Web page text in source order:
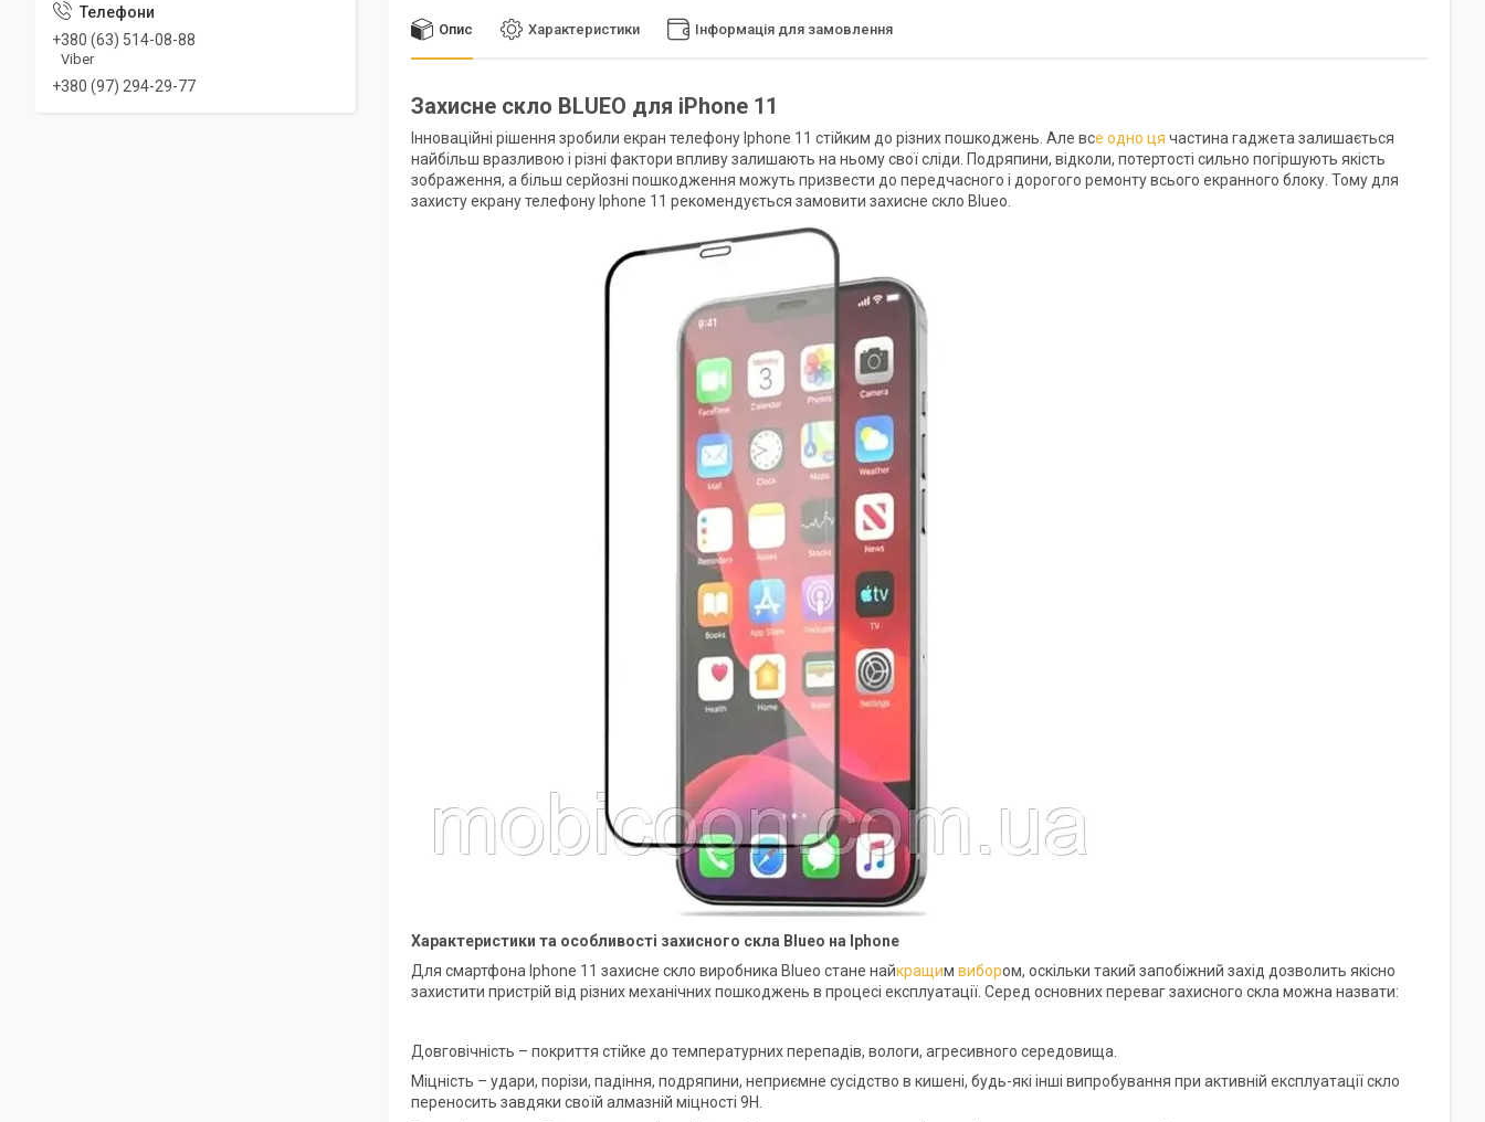
Опис Характеристики Інформація для замовлення
Захисне скло BLUEO для iPhone 11
Інноваційні рішення зробили екран телефону Iphone 11 стійким до різних пошкоджень. Але все одно ця частина гаджета залишається
найбільш вразливою і різні фактори впливу залишають на ньому свої сліди. Подряпини, відколи, потертості сильно погіршують якість
зображення, а більш серйозні пошкодження можуть призвести до передчасного і дорогого ремонту всього екранного блоку. Тому для
захисту екрану телефону Iphone 11 рекомендується замовити захисне скло Blueo.
Характеристики та особливості захисного скла Blueo на Iphone
Для смартфона Iphone 11 захисне скло виробника Blueo стане найкращим вибором, оскільки такий запобіжний захід дозволить якісно
захистити пристрій від різних механічних пошкоджень в процесі експлуатації. Серед основних переваг захисного скла можна назвати:
Довговічність – покриття стійке до температурних перепадів, вологи, агресивного середовища.
Міцність – удари, порізи, падіння, подряпини, неприємне сусідство в кишені, будь-які інші випробування при активній експлуатації скло
переносить завдяки своїй алмазній міцності 9Н.
+380 (63) 514-08-88
Viber
+380 (97) 294-29-77